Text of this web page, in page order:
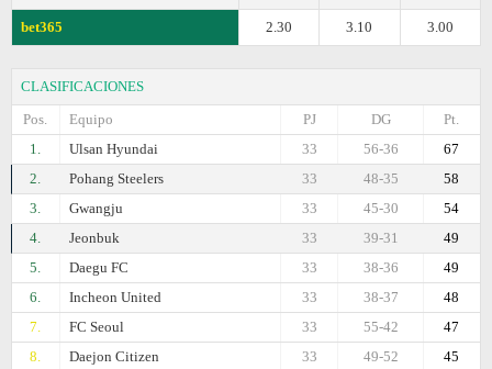
bet365 3.00
3.10
2.30
CLASIFICACIONES
Pos.
Equipo Pt.
DG
PJ
1.
Ulsan Hyundai 67
56-36
33
2.
Pohang Steelers 58
48-35
33
3.
Gwangju 54
45-30
33
4.
Jeonbuk 49
39-31
33
5.
Daegu FC 49
38-36
33
6.
Incheon United 48
38-37
33
7.
FC Seoul 47
55-42
33
8.
Daejon Citizen 45
49-52
33